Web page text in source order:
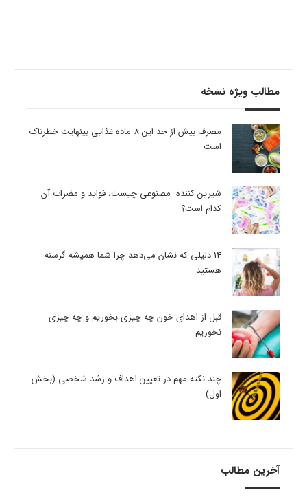
مطالب ویژه نسخه
مصرف بیش از حد این 8 ماده غذایی بینهایت خطرناک
است
شیرین کننده مصنوعی چیست، فواید و مضرات آن
کدام است؟
14 دلیلی که نشان می‌دهد چرا شما همیشه گرسنه
هستید
قبل از اهدای خون چه چیزی بخوریم و چه چیزی
نخوریم
چند نکته مهم در تعیین اهداف و رشد شخصی (بخش
اول)
آخرین مطالب